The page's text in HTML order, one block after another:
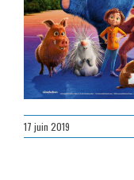
17 juin 2019